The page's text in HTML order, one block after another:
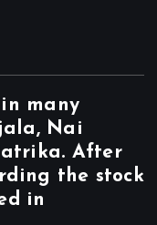
many
Nai
After
the stock
in